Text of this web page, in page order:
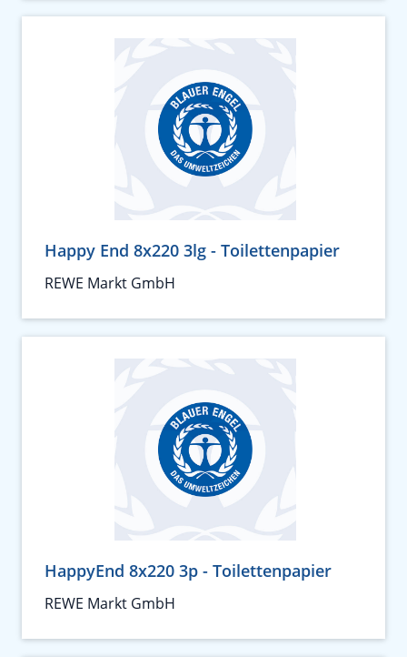
Happy End 8x220 3lg - Toilettenpapier
REWE Markt GmbH
HappyEnd 8x220 3p - Toilettenpapier
REWE Markt GmbH